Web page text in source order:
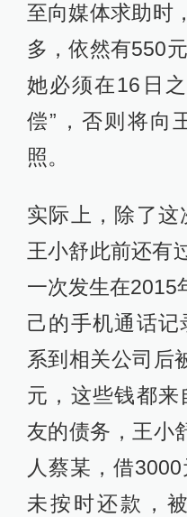
至向媒体求助时
多，依然有550
她必须在16日
偿”，否则将向
照。
实际上，除了这
王小舒此前还有
一次发生在2015
己的手机通话
系到相关公司后
元，这些钱都来
友的债务，王小
人蔡某，借
未按时还款，